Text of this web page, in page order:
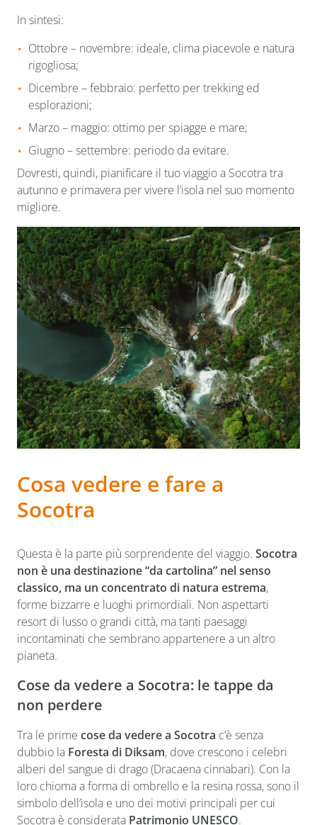
In sintesi:
Ottobre – novembre: ideale, clima piacevole e natura
rigogliosa;
Dicembre – febbraio: perfetto per trekking ed
esplorazioni;
Marzo – maggio: ottimo per spiagge e mare;
Giugno – settembre: periodo da evitare.
Dovresti, quindi, pianificare il tuo viaggio a Socotra tra
autunno e primavera per vivere l’isola nel suo momento
migliore.
Cosa vedere e fare a
Socotra
Questa è la parte più sorprendente del viaggio. Socotra
non è una destinazione “da cartolina” nel senso
classico, ma un concentrato di natura estrema,
forme bizzarre e luoghi primordiali. Non aspettarti
resort di lusso o grandi città, ma tanti paesaggi
incontaminati che sembrano appartenere a un altro
pianeta.
Cose da vedere a Socotra: le tappe da
non perdere
Tra le prime cose da vedere a Socotra c’è senza
dubbio la Foresta di Diksam, dove crescono i celebri
alberi del sangue di drago (Dracaena cinnabari). Con la
loro chioma a forma di ombrello e la resina rossa, sono il
simbolo dell’isola e uno dei motivi principali per cui
Socotra è considerata Patrimonio UNESCO.